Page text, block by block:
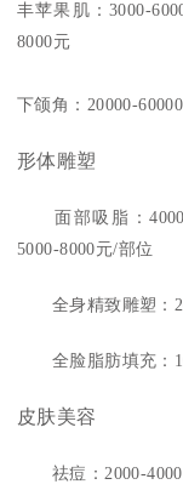
丰苹果肌：3000-
8000元
下颌角：20000-
形体雕塑
面部吸脂：4000-
5000-8000元/部位
全身精致雕塑：
全脸脂肪填充：
皮肤美容
祛痘：2000-4000